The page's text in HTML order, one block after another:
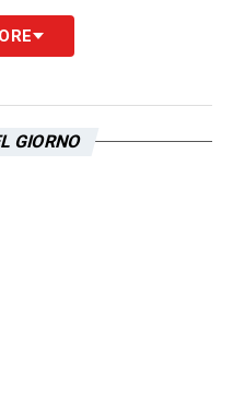
tra febbraio e
nel 2021 i
GIORNO